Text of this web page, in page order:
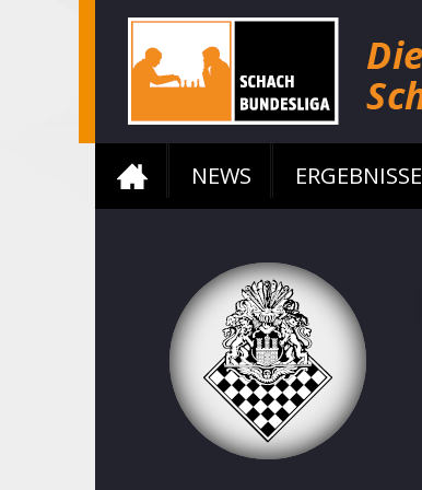
NEWS ERGEBNISSE